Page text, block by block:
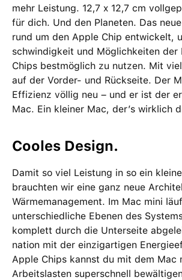
mehr Leistung. 12,7 x 12,7 cm
für dich. Und den Planeten. Das
rund um den Apple Chip ent­wi­ckelt,
schwin­dig­keit und Möglich­keiten der
Chips bestmög­lich zu nutzen. Mit
auf der Vorder- und Rück­seite. Der
Effizienz völlig neu – und er ist der
Mac. Ein kleiner Mac, der’s wirklich
Cooles Design.
Damit so viel Leistung in so ein
brauchten wir eine ganz neue
Wärme­management­. Im Mac mini
unter­schied­liche Ebenen des
komplett durch die Unterseite
nation mit der einzig­artigen
Apple Chips kannst du mit dem Mac
Arbeits­lasten super­schnell